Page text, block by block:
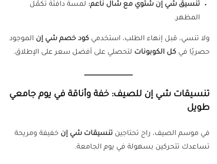
تنسيق شي إن شتوي مع شال ناعم: لمسة دافئة تكمّل
المظهر.
ولا تنسي، قبل إنهاء الطلب، استخدمي كود خصم شي إن الموجود
حصريًا في كل الكوبونات لتحصلي على أفضل سعر على الإطلاق.
تنسيقات شي إن للصيف: خفة وأناقة في يوم جامعي
طويل
في موسم الصيف، راح تحتاجين تنسيقات شي إن خفيفة ومريحة
تساعدك تتحركين بسهولة في يوم الجامعة.